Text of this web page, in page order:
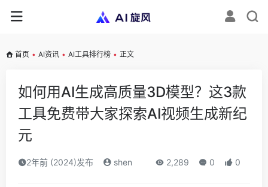
首页 • AI资讯 • AI工具排行榜 • 正文
如何用AI生成高质量3D模型？这3款
工具免费带大家探索AI视频生成新纪
元
2年前 (2024)发布 shen 2,289 0 0